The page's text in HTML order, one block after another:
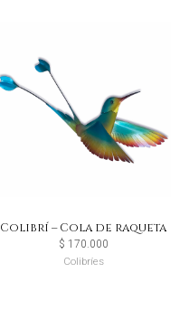
Colibrí – Cola de raqueta
$ 170.000
Colibríes